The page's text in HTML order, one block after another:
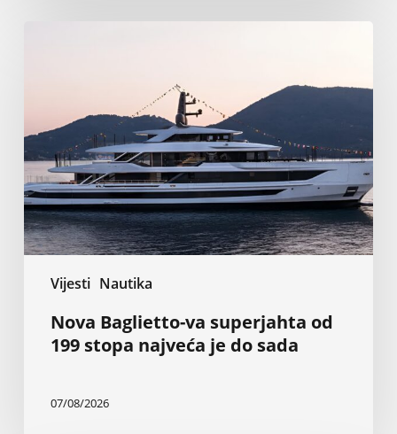
Vijesti Nautika
199
stopa
najveća
je
do
sada
Nova Baglietto-va superjahta od
199 stopa najveća je do sada
07/08/2026